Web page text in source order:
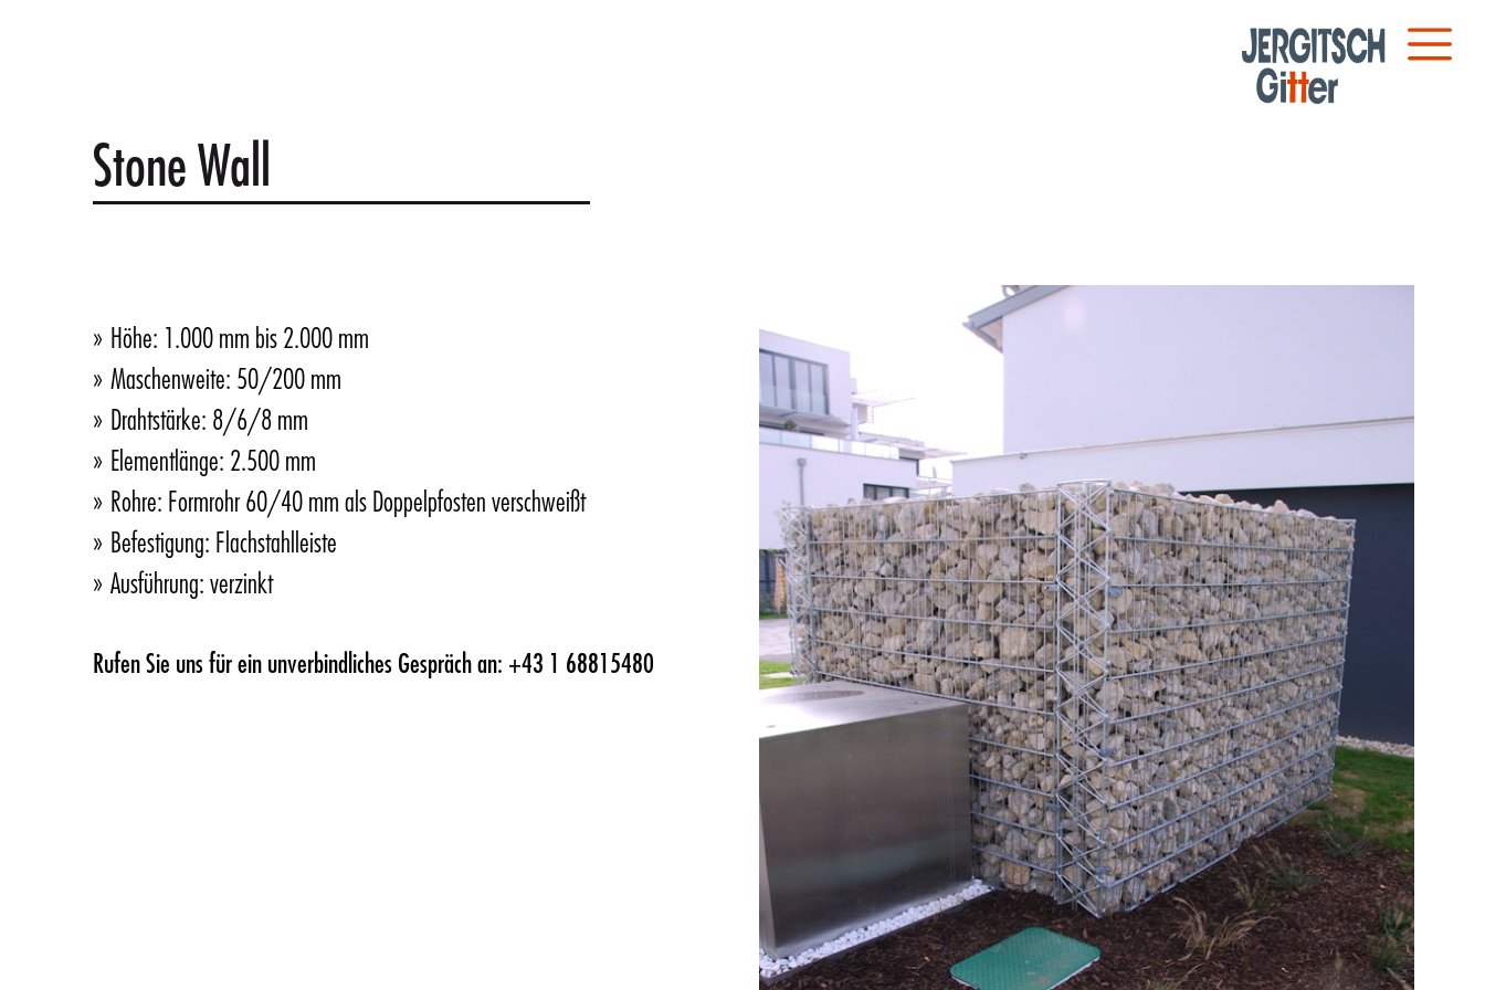
Stone Wall
Höhe: 1.000 mm bis 2.000 mm
Maschenweite: 50/200 mm
Drahtstärke: 8/6/8 mm
Elementlänge: 2.500 mm
Rohre: Formrohr 60/40 mm als Doppelpfosten verschweißt
Befestigung: Flachstahlleiste
Ausführung: verzinkt
Rufen Sie uns für ein unverbindliches Gespräch an: +43 1 68815480